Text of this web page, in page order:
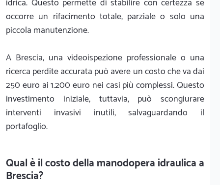
occorre un rifacimento totale, parziale o solo una
piccola manutenzione.
A Brescia, una videoispezione professionale o una
ricerca perdite accurata può avere un costo che va dai
250 euro ai 1.200 euro nei casi più complessi. Questo
investimento iniziale, tuttavia, può scongiurare
interventi invasivi inutili, salvaguardando il
portafoglio.
Qual è il costo della manodopera idraulica a
Brescia?